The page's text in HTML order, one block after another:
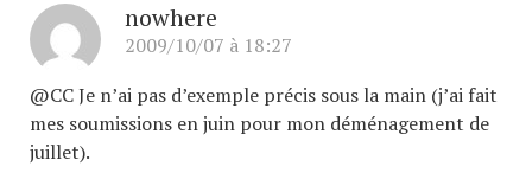
nowhere
2009/10/07 à 18:27
@CC Je n’ai pas d’exemple précis sous la main (j’ai fait
mes soumissions en juin pour mon déménagement de
juillet).